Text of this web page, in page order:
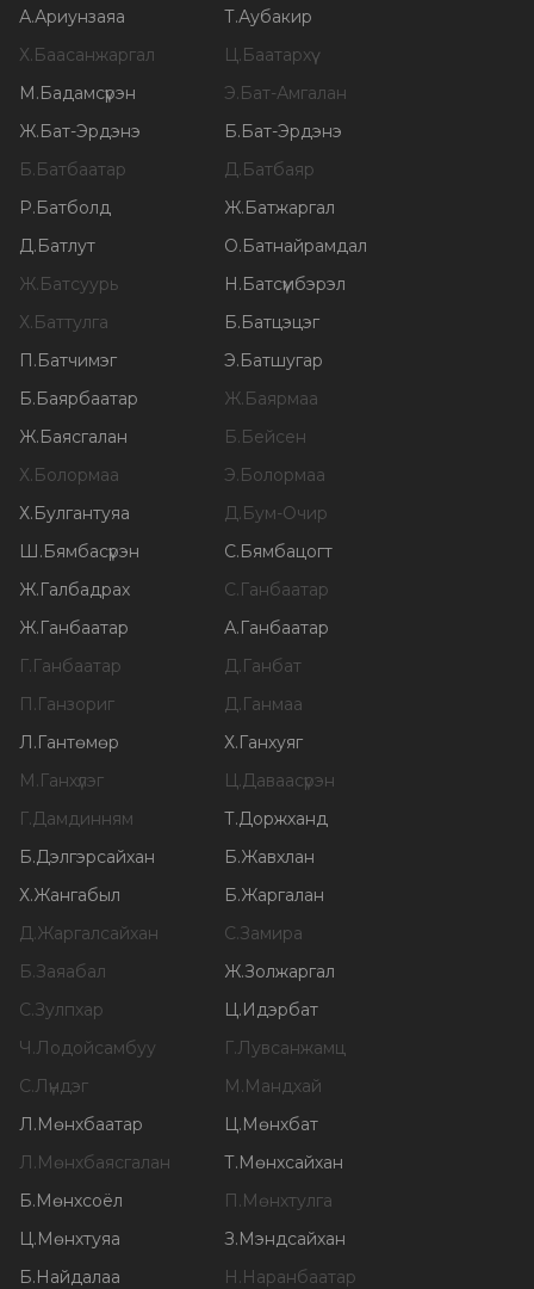
А.Ариунзаяа Т.Аубакир
Х.Баасанжаргал Ц.Баатархүү
М.Бадамсүрэн Э.Бат-Амгалан
Ж.Бат-Эрдэнэ Б.Бат-Эрдэнэ
Б.Батбаатар Д.Батбаяр
Р.Батболд Ж.Батжаргал
Д.Батлут О.Батнайрамдал
Ж.Батсуурь Н.Батсүмбэрэл
Х.Баттулга Б.Батцэцэг
П.Батчимэг Э.Батшугар
Б.Баярбаатар Ж.Баярмаа
Ж.Баясгалан Б.Бейсен
Х.Болормаа Э.Болормаа
Х.Булгантуяа Д.Бум-Очир
Ш.Бямбасүрэн С.Бямбацогт
Ж.Галбадрах С.Ганбаатар
Ж.Ганбаатар А.Ганбаатар
Г.Ганбаатар Д.Ганбат
П.Ганзориг Д.Ганмаа
Л.Гантөмөр Х.Ганхуяг
М.Ганхүлэг Ц.Даваасүрэн
Г.Дамдинням Т.Доржханд
Б.Дэлгэрсайхан Б.Жавхлан
Х.Жангабыл Б.Жаргалан
Д.Жаргалсайхан С.Замира
Б.Заяабал Ж.Золжаргал
С.Зулпхар Ц.Идэрбат
Ч.Лодойсамбуу Г.Лувсанжамц
С.Лүндэг М.Мандхай
Л.Мөнхбаатар Ц.Мөнхбат
Л.Мөнхбаясгалан Т.Мөнхсайхан
Б.Мөнхсоёл П.Мөнхтулга
Ц.Мөнхтуяа З.Мэндсайхан
Б.Найдалаа Н.Наранбаатар